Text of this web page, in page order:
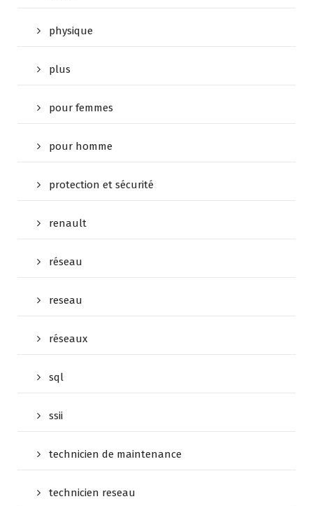
physique
plus
pour femmes
pour homme
protection et sécurité
renault
réseau
reseau
réseaux
sql
ssii
technicien de maintenance
technicien reseau